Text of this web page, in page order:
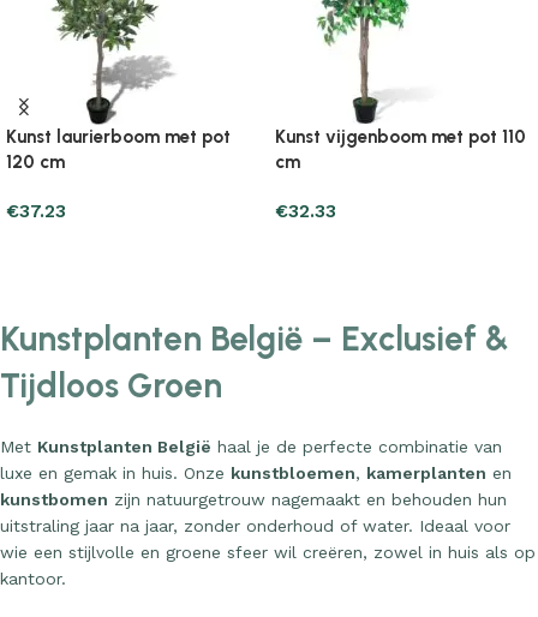
Kunst vijgenboom met pot 110
cm
€32.33
Kunst vijgenboom met pot
cm
€30.37
Kunstplanten België – Exclusief &
Tijdloos Groen
Met Kunstplanten België haal je de perfecte combinatie van
luxe en gemak in huis. Onze kunstbloemen, kamerplanten en
kunstbomen zijn natuurgetrouw nagemaakt en behouden hun
uitstraling jaar na jaar, zonder onderhoud of water. Ideaal voor
wie een stijlvolle en groene sfeer wil creëren, zowel in huis als op
kantoor.